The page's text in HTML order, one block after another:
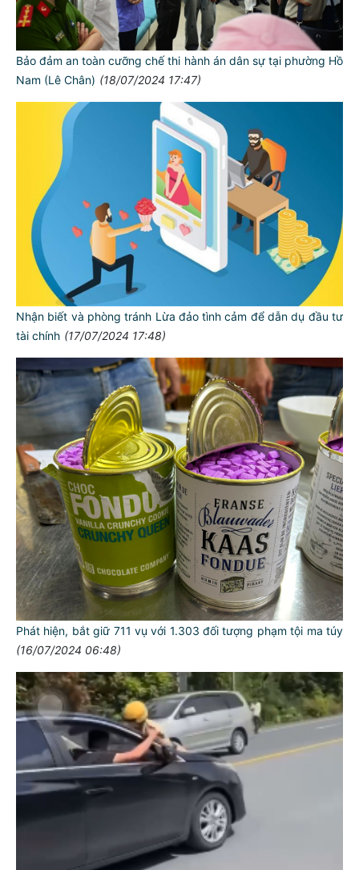
Bảo đảm an toàn cưỡng chế thi hành án dân sự tại phường Hồ
Nam (Lê Chân) (18/07/2024 17:47)
Nhận biết và phòng tránh Lừa đảo tình cảm để dẫn dụ đầu tư
tài chính (17/07/2024 17:48)
Phát hiện, bắt giữ 711 vụ với 1.303 đối tượng phạm tội ma túy
(16/07/2024 06:48)